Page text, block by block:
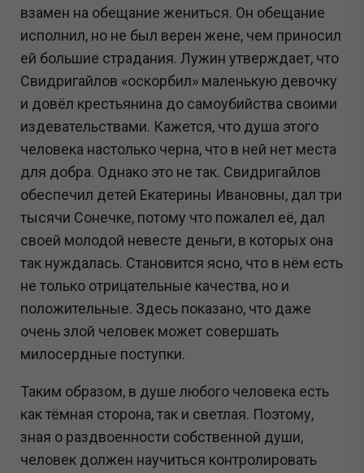
взамен на обещание жениться. Он обещание
исполнил, но не был верен жене, чем приносил
ей большие страдания. Лужин утверждает, что
Свидригайлов «оскорбил» маленькую девочку
и довёл крестьянина до самоубийства своими
издевательствами. Кажется, что душа этого
человека настолько черна, что в ней нет места
для добра. Однако это не так. Свидригайлов
обеспечил детей Екатерины Ивановны, дал три
тысячи Сонечке, потому что пожалел её, дал
своей молодой невесте деньги, в которых она
так нуждалась. Становится ясно, что в нём есть
не только отрицательные качества, но и
положительные. Здесь показано, что даже
очень злой человек может совершать
милосердные поступки.
Таким образом, в душе любого человека есть
как тёмная сторона, так и светлая. Поэтому,
зная о раздвоенности собственной души,
человек должен научиться контролировать